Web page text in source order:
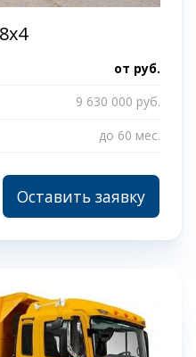
от руб.
9 630 000 руб.
до 60 мес.
Оставить заявку